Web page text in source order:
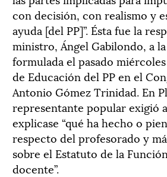
con decisión, con realismo y
ayuda [del PP]”. Ésta fue la
ministro, Ángel Gabilondo, a
formulada el pasado
de Educación del PP en el
Antonio Gómez Trinidad. En
representante popular exigió
explicase “qué ha hecho o
respecto del profesorado y
sobre el Estatuto de la
docente”.